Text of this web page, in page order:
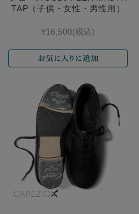
TAP（子供・女性・男性用）
¥16,500(税込)